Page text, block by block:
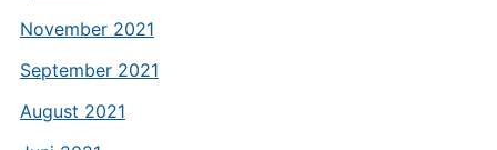
November 2021
September 2021
August 2021